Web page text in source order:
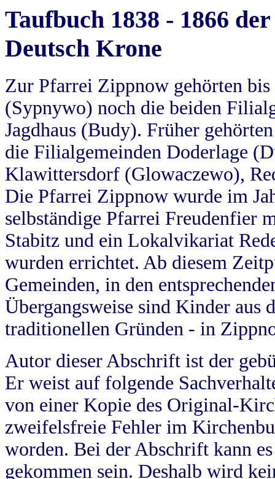
Taufbuch 1838 - 1866
Deutsch Krone
Zur Pfarrei Zippnow gehörten
(Sypnywo) noch die beiden
Jagdhaus (Budy). Früher
die Filialgemeinden Doderlage
Klawittersdorf (Glowaczewo),
Die Pfarrei Zippnow wurde im
selbständige Pfarrei Freudenfier
Stabitz und ein Lokalvikariat
wurden errichtet. Ab diesem
Gemeinden, in den
Übergangsweise sind Kinder aus
traditionellen Gründen - in
Autor dieser Abschrift ist der
Er weist auf folgende
von einer Kopie des Original-
zweifelsfreie Fehler im
worden. Bei der Abschrift kann
gekommen sein. Deshalb wird